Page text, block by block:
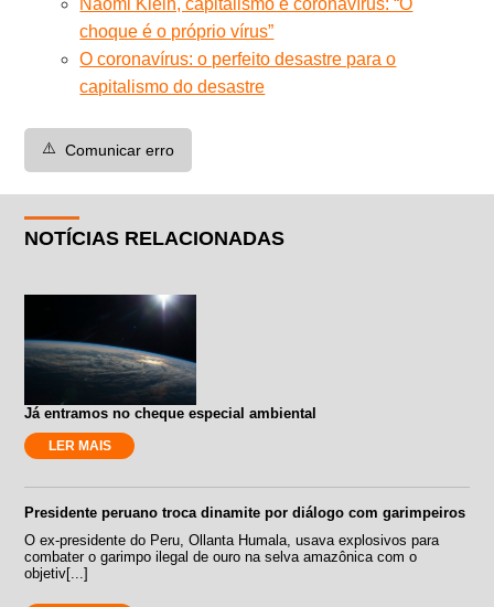
choque é o próprio vírus”
O coronavírus: o perfeito desastre para o
capitalismo do desastre
⚠️ Comunicar erro
NOTÍCIAS RELACIONADAS
Já entramos no cheque especial ambiental
LER MAIS
Presidente peruano troca dinamite por diálogo com garimpeiros
O ex-presidente do Peru, Ollanta Humala, usava explosivos para
combater o garimpo ilegal de ouro na selva amazônica com o
objetiv[...]